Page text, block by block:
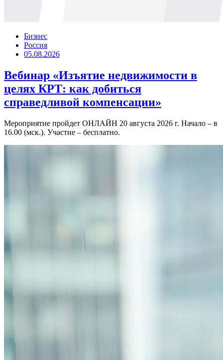
Бизнес
Россия
05.08.2026
Вебинар «Изъятие недвижимости в
целях КРТ: как добиться
справедливой компенсации»
Мероприятие пройдет ОНЛАЙН 20 августа 2026 г. Начало – в
16.00 (мск.). Участие – бесплатно.